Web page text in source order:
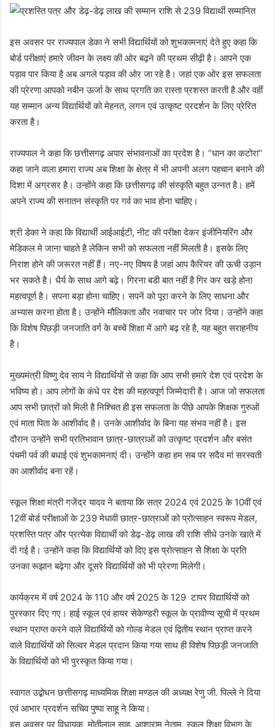
इस अवसर पर राज्यपाल डेका ने सभी विद्यार्थियों को शुभकामनाएं देते हुए कहा कि
बोर्ड परीक्षाएं हमारे जीवन के लक्ष्य की ओर बढ़ने की प्रथम सीढ़ी है। आपने एक
पड़ाव पार किया है अब अगले पड़ाव की ओर जा रहे है। जहां एक ओर इस सफलता
की प्रेरणा आपको नवीन ऊर्जा के साथ प्रगति का रास्ता प्रशस्त करती है और वहीं
यह सम्मान अन्य विद्यार्थियों को मेहनत, लगन एवं उत्कृष्ट प्रदर्शन के लिए प्रेरित
करता है।
राज्यपाल ने कहा कि छत्तीसगढ़ अपार संभावनाओं का प्रदेश है। ‘‘धान का कटोरा‘‘
कहा जाने वाला हमारा राज्य अब शिक्षा के क्षेत्र में भी अपनी अलग पहचान बनाने की
दिशा में अग्रसर है। उन्होंने कहा कि छत्तीसगढ़ की संस्कृति बहुत उन्नत है। हमें
अपने राज्य की सनातन संस्कृति पर गर्व का भाव होना चाहिए।
श्री डेका ने कहा कि विद्यार्थी आईआईटी, नीट की परीक्षा देकर इंजीनियरिंग और
मेडिकल मे जाना चाहते है लेकिन सभी को सफलता नहीं मिलती है। इसके लिए
निराश होने की जरूरत नहीं हैं। नए-नए विषय है जहां आप कैरियर की ऊची उड़ान
भर सकते है। धैर्य के साथ आगे बढ़े। गिरना बडी बात नहीं है गिर कर खड़े होना
महत्वपूर्ण है। सपना बड़ा होना चाहिए। सपनें को पूरा करने के लिए साधना और
अभ्यास करना होता है। उन्होंने मौलिकता और नवाचार पर जोर दिया। उन्होंने कहा
कि विशेष पिछड़ी जनजाति वर्ग के बच्चें शिक्षा में आगे बढ़ रहे है, यह बहुत सराहनीय
है।
मुख्यमंत्री विष्णु देव साय ने विद्यार्थियों से कहा कि आप सभी हमारे देश एवं प्रदेश के
भविष्य हो। आप लोगों के कंधे पर देश की महत्वपूर्ण जिम्मेदारी है। आज जो सफलता
आप सभी छात्रों को मिली है निश्चित ही इस सफलता के पीछे आपके शिक्षक गुरुओं
एवं माता पिता के आशीर्वाद है। उनके आशीर्वाद के बिना यह संभव नहीं है। इस
दौरान उन्होंने सभी प्रतिभावान छात्र-छात्राओं को उत्कृष्ट प्रदर्शन और बसंत
पंचमी पर्व की बधाई एवं शुभकामनाएं दी। उन्होंने कहा हम सब पर सदैव मां सरस्वती
का आशीर्वाद बना रहें।
स्कूल शिक्षा मंत्री गजेंद्र यादव ने बताया कि सत्र 2024 एवं 2025 के 10वीं एवं
12वीं बोर्ड परीक्षाओं के 239 मेधावी छात्र-छात्राओं को प्रोत्साहन स्वरूप मेडल,
प्रशस्ति पत्र और प्रत्येक विद्यार्थी को डेढ़-डेढ़ लाख की राशि सीधे उनके खाते में
दी गई है। उन्होंने कहा कि विद्यार्थियों को दिए इस प्रोत्साहन सेे शिक्षा के प्रति
उनका रूझान बढ़ेगा और दूसरे विद्यार्थियों को भी प्रेरणा मिलेगी।
कार्यक्रम में वर्ष 2024 के 110 और वर्ष 2025 के 129 टापर विद्यार्थियों को
पुरस्कार दिए गए। हाई स्कूल एवं हायर सेकेण्डरी स्कूल के प्रावीण्य सूची में प्रथम
स्थान प्राप्त करने वाले विद्यार्थियों को गोल्ड मेडल एवं द्वितीय स्थान प्राप्त करने
वाले विद्यार्थियों को सिल्वर मेडल प्रदान किया गया साथ ही विशेष पिछड़ी जनजाति
के विद्यार्थियों को भी पुरस्कृत किया गया।
स्वागत उद्बोधन छत्तीसगढ़ माध्यमिक शिक्षा मण्डल की अध्यक्ष रेणु जी. पिल्ले ने दिया
एवं आभार प्रदर्शन सचिव पुष्पा साहू ने किया।
इस अवसर पर विधायक मोतीलाल साहू, आशाराम नेताम, स्कूल शिक्षा विभाग के